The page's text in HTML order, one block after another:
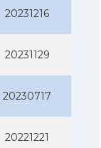
20231216
20231129
20230717
20221221